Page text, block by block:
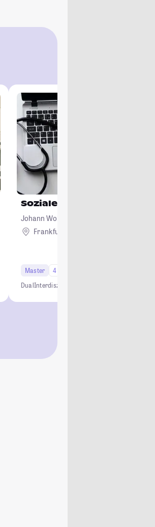
Sozialethik im
Johann Wolfgang Goethe-Universität,
MainFrankfurt am Main
Master
4 Semester
DualInterdisziplinär